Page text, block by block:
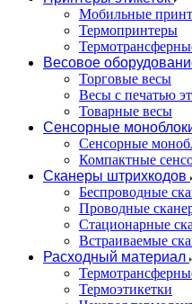
Мобильные
Термопринтеры
Весовое
Торговые весы
Весы с печатью
Товарные весы
Сенсорные
Сенсорные
Компактные
Сканеры штрихкодов
Беспроводные
Проводные
Стационарные
Встраиваемые
Расходный материал
Термоэтикетки